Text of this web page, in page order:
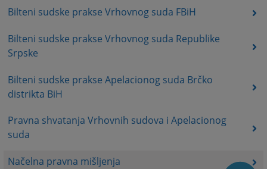
Bilteni sudske prakse Vrhovnog suda FBiH
Bilteni sudske prakse Vrhovnog suda Republike
Srpske
Bilteni sudske prakse Apelacionog suda Brčko
distrikta BiH
Pravna shvatanja Vrhovnih sudova i Apelacionog
suda
Načelna pravna mišljenja